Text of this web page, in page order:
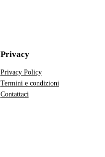
Privacy
Privacy Policy
Termini e condizioni
Contattaci